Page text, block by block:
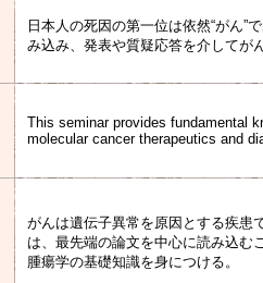
日本人の死因の第一位は依然“がん
み込み、発表や質疑応答を介してが
This seminar provides fundamental
molecular cancer therapeutics and
がんは遺伝子異常を原因とする疾患
は、最先端の論文を中心に読み込む
腫瘍学の基礎知識を身につける。